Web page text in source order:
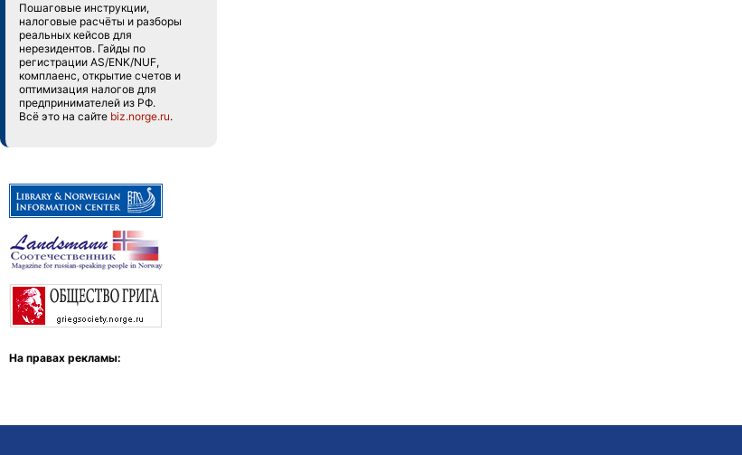
Пошаговые инструкции,
налоговые расчёты и разборы
реальных кейсов для
нерезидентов. Гайды по
регистрации AS/ENK/NUF,
комплаенс, открытие счетов и
оптимизация налогов для
предпринимателей из РФ.
Всё это на сайте biz.norge.ru.
На правах рекламы: